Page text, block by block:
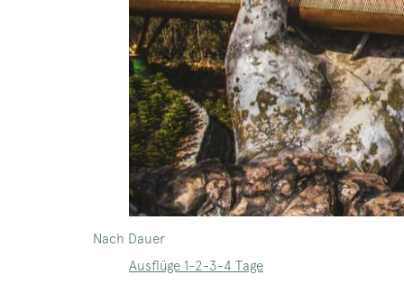
Nach Dauer
Ausflüge 1-2-3-4 Tage